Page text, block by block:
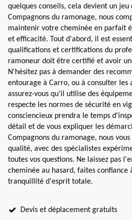
quelques conseils, cela devient un jeu
Compagnons du ramonage, nous
maintenir votre cheminée en parfait
et efficacité. Tout d'abord, il est
qualifications et certifications du
ramoneur doit être certifié et avoir
N'hésitez pas à demander des
entourage à Carro, ou à consulter les
assurez-vous qu'il utilise des
respecte les normes de sécurité en
consciencieux prendra le temps
détail et de vous expliquer les
Compagnons du ramonage, nous
qualité, avec des spécialistes
toutes vos questions. Ne laissez pas
cheminée au hasard, faites confiance
tranquillité d'esprit totale.
Devis et déplacement gratuits